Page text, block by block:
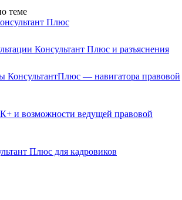
теме
Плюс
Консультант Плюс и разъяснения
КонсультантПлюс — навигатора правовой
и возможности ведущей правовой
Плюс для кадровиков